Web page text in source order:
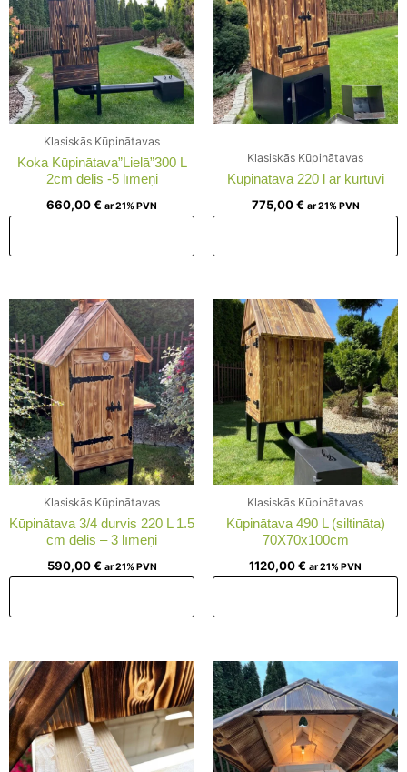
Klasiskās Kūpinātavas
Koka Kūpinātava”Lielā”300 L
2cm dēlis -5 līmeņi
660,00€ ar 21% PVN
Klasiskās Kūpinātavas
Kupinātava 220 l ar kurtuvi
775,00€ ar 21% PVN
Klasiskās Kūpinātavas
Kūpinātava 3/4 durvis 220 L 1.5
cm dēlis – 3 līmeņi
590,00€ ar 21% PVN
Klasiskās Kūpinātavas
Kūpinātava 490 L (siltināta)
70X70x100cm
1120,00€ ar 21% PVN